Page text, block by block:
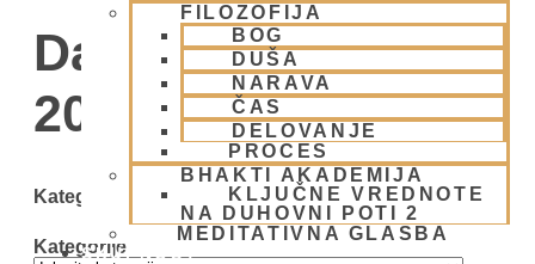
FILOZOFIJA
BOG
DUŠA
NARAVA
ČAS
DELOVANJE
PROCES
BHAKTI AKADEMIJA
KLJUČNE VREDNOTE
NA DUHOVNI POTI 2
MEDITATIVNA GLASBA
SKUPNOST
Day: 23 februarja,
2026
Kategorije
Kategorije